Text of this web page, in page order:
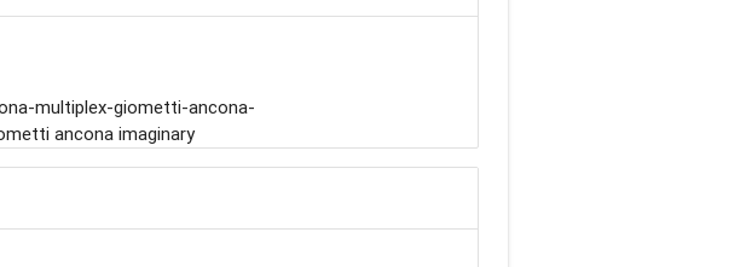
multiplex-giometti-ancona-
ancona imaginary